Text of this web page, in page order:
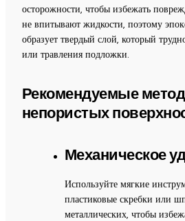
осторожности, чтобы избежать
не впитывают жидкости, поэтому
образует твердый слой, который
или травления подложки.
Рекомендуемые
непористых
Механическое
Используйте мягкие
пластиковые скребки или
металлических, чтобы